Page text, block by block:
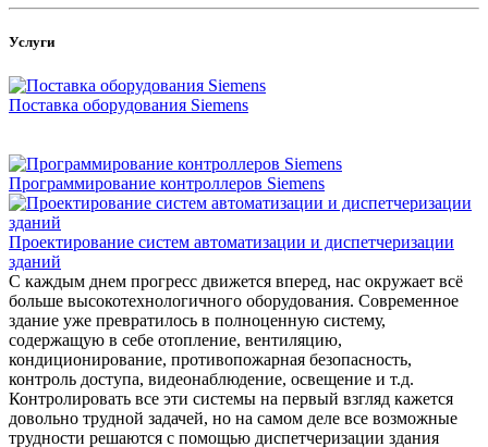
Услуги
Поставка оборудования Siemens
Программирование контроллеров Siemens
Проектирование систем автоматизации и диспетчеризации
зданий
С каждым днем прогресс движется вперед, нас окружает всё
больше высокотехнологичного оборудования. Современное
здание уже превратилось в полноценную систему,
содержащую в себе отопление, вентиляцию,
кондиционирование, противопожарная безопасность,
контроль доступа, видеонаблюдение, освещение и т.д.
Контролировать все эти системы на первый взгляд кажется
довольно трудной задачей, но на самом деле все возможные
трудности решаются с помощью диспетчеризации здания